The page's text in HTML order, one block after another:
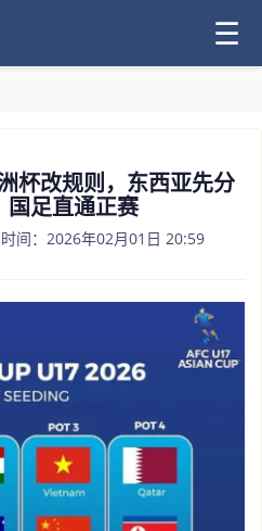
☰
杯改规则，东西亚先分
国足直通正赛
：2026年02月01日 20:59